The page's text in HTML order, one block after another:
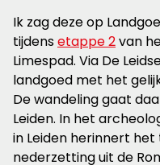
Ik zag deze op
tijdensetappe 2van
Limespad. Via De
landgoed met het
De wandeling gaat
Leiden. In het
in Leiden herinnert
nederzetting uit de